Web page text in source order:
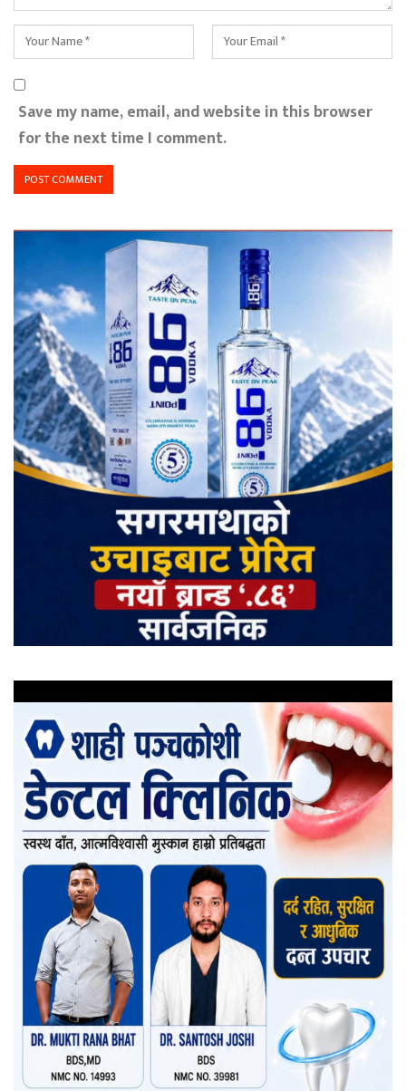
Save my name, email, and website in this browser
for the next time I comment.